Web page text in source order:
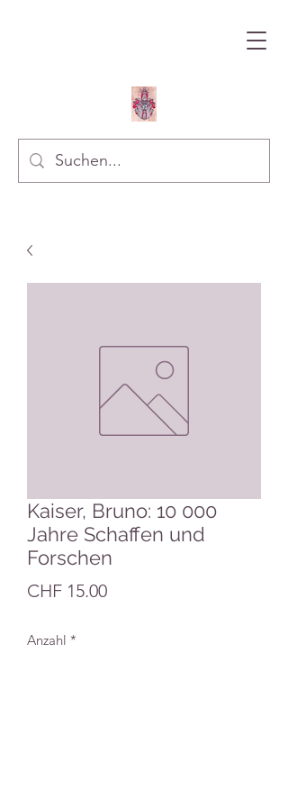
Kaiser, Bruno: 10 000
Jahre Schaffen und
Forschen
CHF 15.00Preis
Anzahl *